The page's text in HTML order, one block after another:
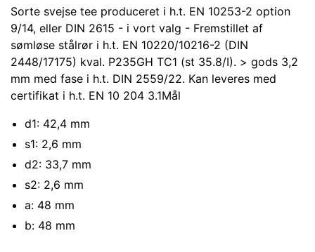
Sorte svejse tee produceret i h.t. EN 10253-2 option
9/14, eller DIN 2615 - i vort valg - Fremstillet af
sømløse stålrør i h.t. EN 10220/10216-2 (DIN
2448/17175) kval. P235GH TC1 (st 35.8/I). > gods 3,2
mm med fase i h.t. DIN 2559/22. Kan leveres med
certifikat i h.t. EN 10 204 3.1Mål
d1: 42,4 mm
s1: 2,6 mm
d2: 33,7 mm
s2: 2,6 mm
a: 48 mm
b: 48 mm